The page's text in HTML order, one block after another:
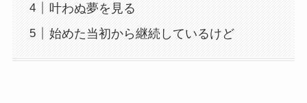
叶わぬ夢を見る
始めた当初から継続しているけど